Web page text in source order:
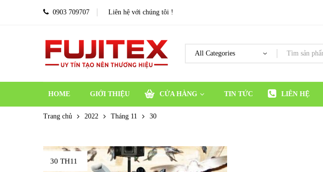
0903 709707 Liên hệ với chúng tôi !
HOME GIỚI THIỆU CỬA HÀNG TIN TỨC LIÊN HỆ
Trang chủ 2022 Tháng 11 30
30 TH11